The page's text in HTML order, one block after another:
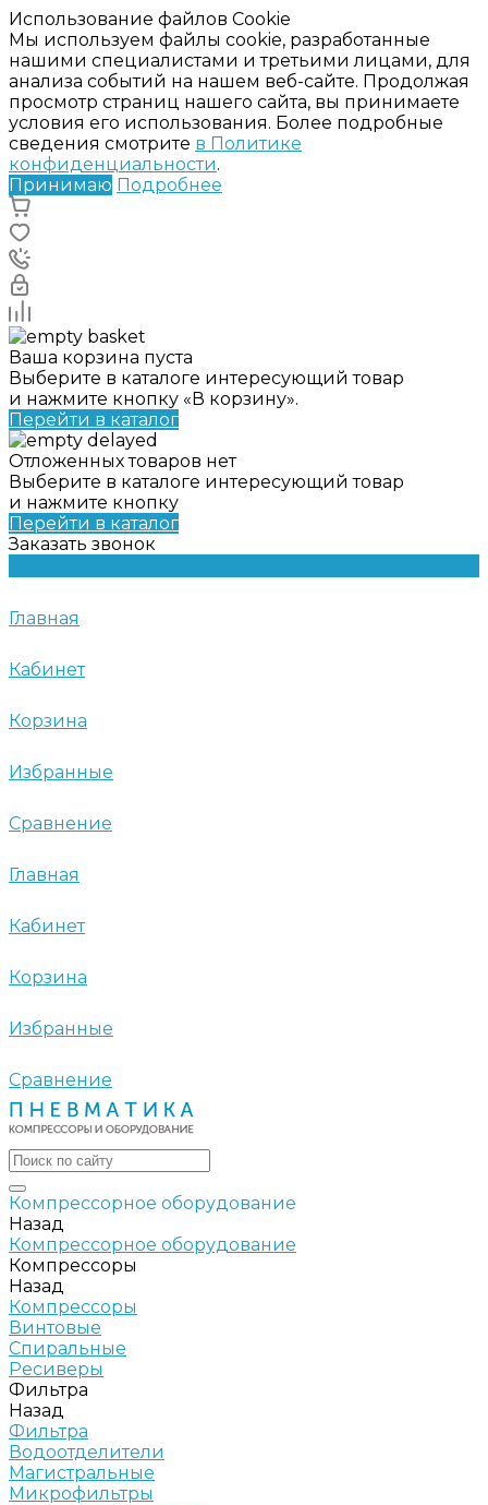
Использование файлов Cookie
Мы используем файлы cookie, разработанные
нашими специалистами и третьими лицами, для
анализа событий на нашем веб-сайте. Продолжая
просмотр страниц нашего сайта, вы принимаете
условия его использования. Более подробные
сведения смотрите в Политике
конфиденциальности.
Принимаю Подробнее
Ваша корзина пуста
Выберите в каталоге интересующий товар
и нажмите кнопку «В корзину».
Перейти в каталог
Отложенных товаров нет
Выберите в каталоге интересующий товар
и нажмите кнопку
Перейти в каталог
Заказать звонок
Главная
Кабинет
Корзина
Избранные
Сравнение
Главная
Кабинет
Корзина
Избранные
Сравнение
Компрессорное оборудование
Назад
Компрессорное оборудование
Компрессоры
Назад
Компрессоры
Винтовые
Спиральные
Ресиверы
Фильтра
Назад
Фильтра
Водоотделители
Магистральные
Микрофильтры